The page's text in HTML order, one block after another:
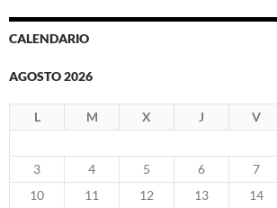
CALENDARIO
AGOSTO 2026
L M X J V
3
4 5 6 7
10
11 12 13 14